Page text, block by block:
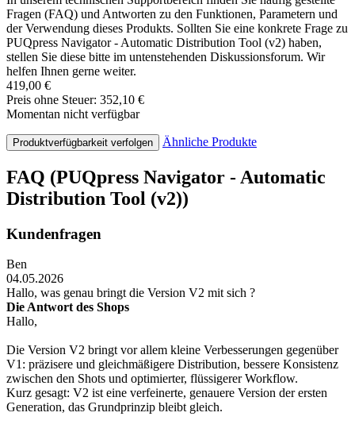
Fragen (FAQ) und Antworten zu den Funktionen, Parametern und
der Verwendung dieses Produkts. Sollten Sie eine konkrete Frage zu
PUQpress Navigator - Automatic Distribution Tool (v2) haben,
stellen Sie diese bitte im untenstehenden Diskussionsforum. Wir
helfen Ihnen gerne weiter.
419,00 €
Preis ohne Steuer: 352,10 €
Momentan nicht verfügbar
Produktverfügbarkeit verfolgen Ähnliche Produkte
FAQ (PUQpress Navigator - Automatic
Distribution Tool (v2))
Kundenfragen
Ben
04.05.2026
Hallo, was genau bringt die Version V2 mit sich ?
Die Antwort des Shops
Hallo,
Die Version V2 bringt vor allem kleine Verbesserungen gegenüber
V1: präzisere und gleichmäßigere Distribution, bessere Konsistenz
zwischen den Shots und optimierter, flüssigerer Workflow.
Kurz gesagt: V2 ist eine verfeinerte, genauere Version der ersten
Generation, das Grundprinzip bleibt gleich.